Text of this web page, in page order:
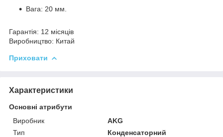
Вага: 20 мм.
Гарантія: 12 місяців
Виробництво: Китай
Приховати
Характеристики
Основні атрибути
Виробник
AKG
Тип
Конденсаторний